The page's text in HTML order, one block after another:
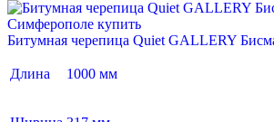
Битумная черепица Quiet GALLERY
Длина 1000 мм